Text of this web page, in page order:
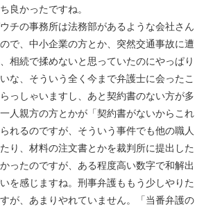
良かったですね。
チの事務所は法務部があるような会社さん
で、中小企業の方とか、突然交通事故に遭
相続で揉めないと思っていたのにやっぱり
な、そういう全く今まで弁護士に会ったこ
っしゃいますし、あと契約書のない方が多
人親方の方とかが「契約書がないからこれ
れるのですが、そういう事件でも他の職人
り、材料の注文書とかを裁判所に提出した
ったのですが、ある程度高い数字で和解出
を感じますね。刑事弁護ももう少しやりた
が、あまりやれていません。「当番弁護の